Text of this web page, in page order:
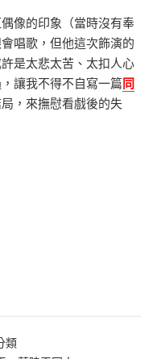
像的印象（當時沒有奉
唱歌，但他這次飾演的
是太悲太苦、太扣人心
讓我不得不自寫一篇同
，來撫慰看戲後的失
類